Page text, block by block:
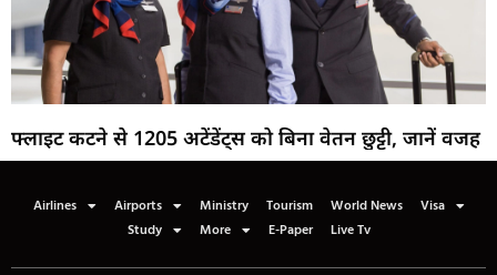
फ्लाइट कटने से 1205 अटेंडेंट्स को बिना वेतन छुट्टी, जानें वजह
Airlines Airports Ministry Tourism World News
Visa
Study
More E-Paper Live Tv